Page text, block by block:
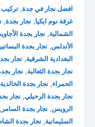
افضل نجار في جدة,تركيب
غرفة نوم ايكيا, نجار بجدة,
الشمالية, نجار بجدة
الأندلس, نجار بجدة
البغدادية الشرقية, نجار
نجار بجدة الثعالبة, نجار
الحمراء, نجار بجدة الخالدية
نجار بجدة الرحيلي, نجار
الرويس, نجار بجدة السامر ,
السليمانية, نجار بجدة